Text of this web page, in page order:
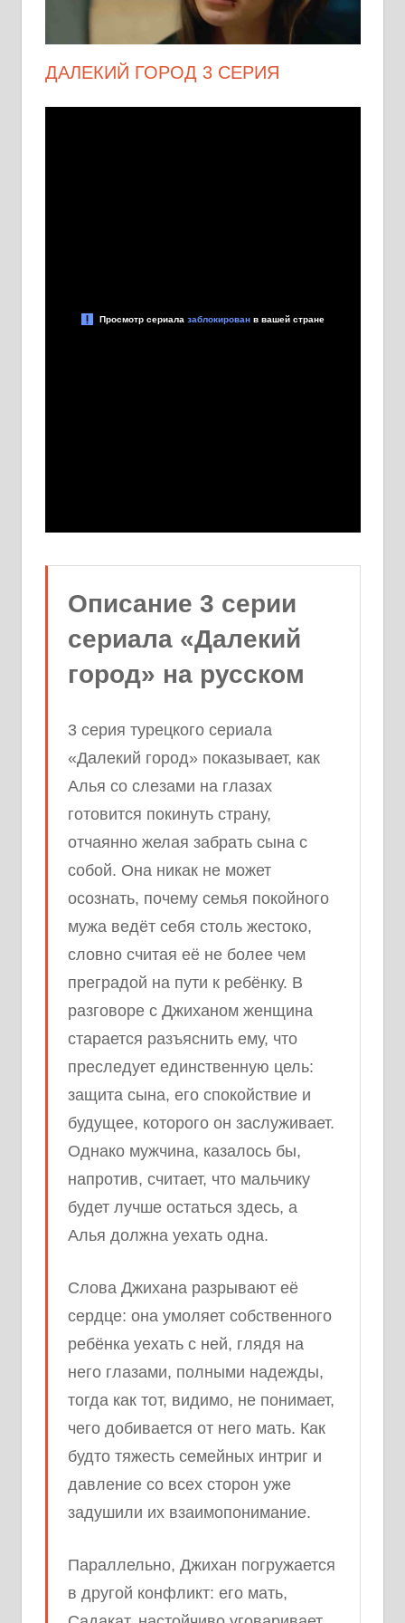
ДАЛЕКИЙ ГОРОД 3 СЕРИЯ
Описание 3 серии
сериала «Далекий
город» на русском
3 серия турецкого сериала
«Далекий город» показывает, как
Алья со слезами на глазах
готовится покинуть страну,
отчаянно желая забрать сына с
собой. Она никак не может
осознать, почему семья покойного
мужа ведёт себя столь жестоко,
словно считая её не более чем
преградой на пути к ребёнку. В
разговоре с Джиханом женщина
старается разъяснить ему, что
преследует единственную цель:
защита сына, его спокойствие и
будущее, которого он заслуживает.
Однако мужчина, казалось бы,
напротив, считает, что мальчику
будет лучше остаться здесь, а
Алья должна уехать одна.
Слова Джихана разрывают её
сердце: она умоляет собственного
ребёнка уехать с ней, глядя на
него глазами, полными надежды,
тогда как тот, видимо, не понимает,
чего добивается от него мать. Как
будто тяжесть семейных интриг и
давление со всех сторон уже
задушили их взаимопонимание.
Параллельно, Джихан погружается
в другой конфликт: его мать,